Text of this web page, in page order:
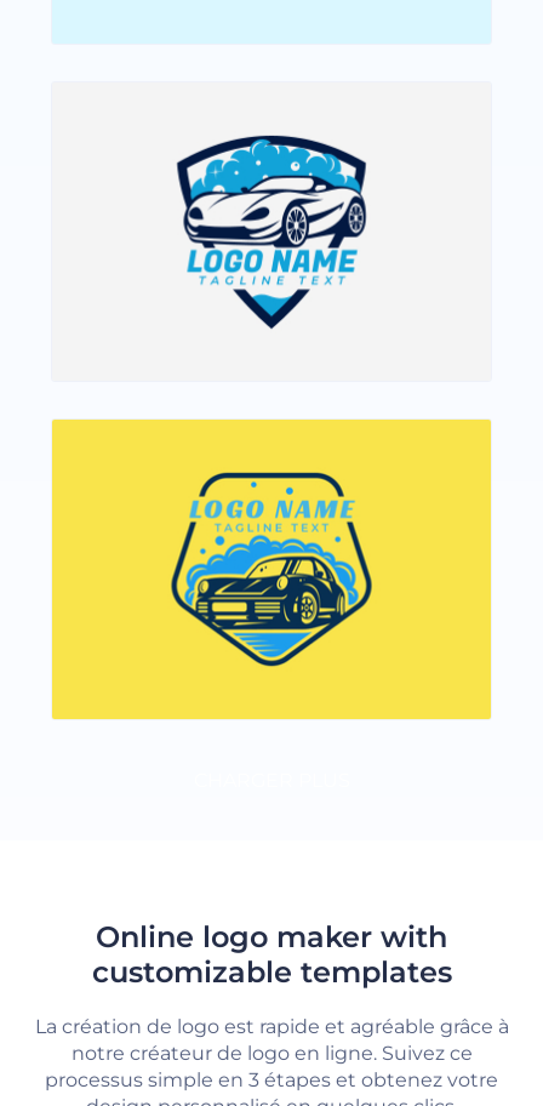
Online logo maker with
customizable templates
La création de logo est rapide et agréable grâce à
notre créateur de logo en ligne. Suivez ce
processus simple en 3 étapes et obtenez votre